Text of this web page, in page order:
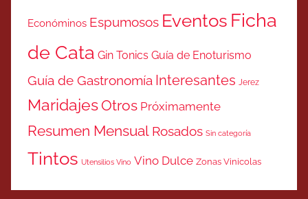
Económinos Espumosos Eventos Ficha
de Cata Gin Tonics Guía de Enoturismo
Guía de Gastronomía Interesantes Jerez
MaridajesOtros Próximamente
Resumen Mensual Rosados Sin categoría
Tintos Utensilios Vino Vino Dulce Zonas Vinicolas